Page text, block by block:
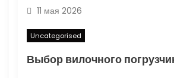
11 мая 2026
Uncategorised